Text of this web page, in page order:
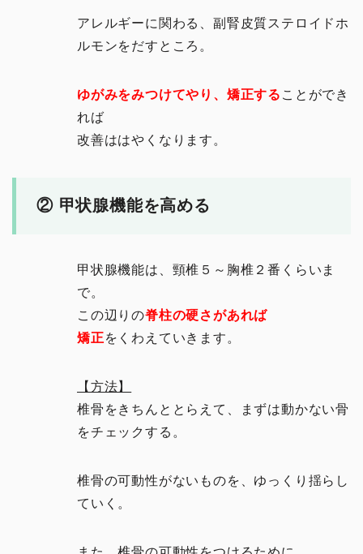
アレルギーに関わる、副腎皮質ステロイドホ
ルモンをだすところ。
ゆがみをみつけてやり、矯正する ことができ
れば
改善ははやくなります。
② 甲状腺機能を高める
甲状腺機能は、頸椎５～胸椎２番くらいま
で。
この辺りの脊柱の硬さがあれば
矯正をくわえていきます。
【方法】
椎骨をきちんととらえて、まずは動かない骨
をチェックする。
椎骨の可動性がないものを、ゆっくり揺らし
ていく。